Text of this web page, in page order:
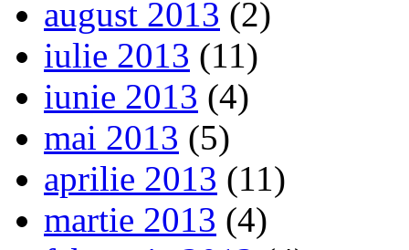
august 2013 (2)
iulie 2013 (11)
iunie 2013 (4)
mai 2013 (5)
aprilie 2013 (11)
martie 2013 (4)